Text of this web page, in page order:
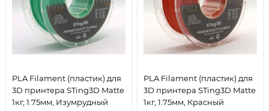
PLA Filament (пластик) для
3D принтера STing3D Matte
1кг, 1.75мм, Изумрудный
PLA Filament (пластик) для
3D принтера STing3D Matte
1кг, 1.75мм, Красный